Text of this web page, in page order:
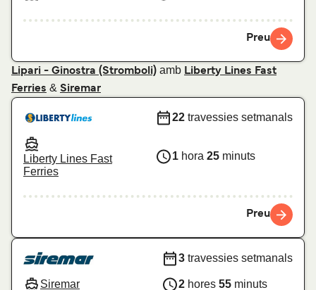
Preu
Lipari - Ginostra (Stromboli) amb Liberty Lines Fast
Ferries & Siremar
Liberty Lines Fast
Ferries
22 travessies setmanals
1 hora 25 minuts
Preu
Siremar
3 travessies setmanals
2 hores 55 minuts